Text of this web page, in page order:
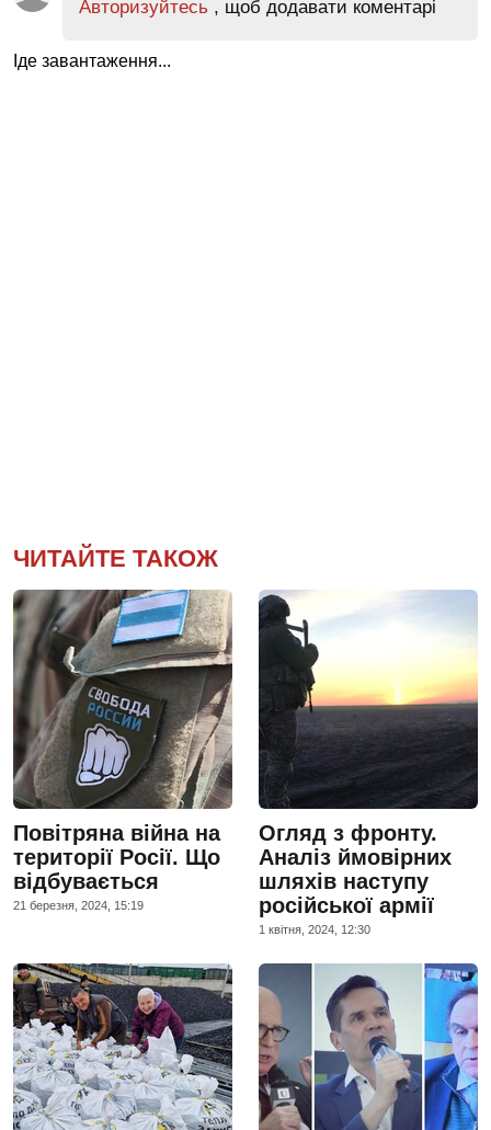
Авторизуйтесь , щоб додавати коментарі
Іде завантаження...
ЧИТАЙТЕ ТАКОЖ
Повітряна війна на
території Росії. Що
відбувається
21 березня, 2024, 15:19
Огляд з фронту.
Аналіз ймовірних
шляхів наступу
російської армії
1 квiтня, 2024, 12:30